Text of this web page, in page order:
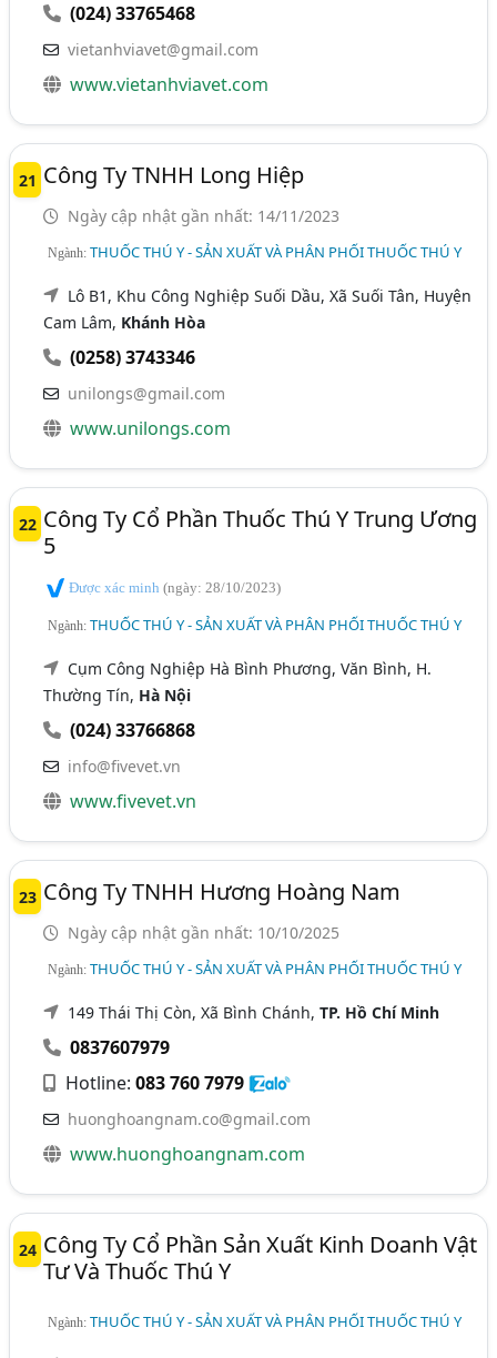
(024) 33765468
vietanhviavet@gmail.com
www.vietanhviavet.com
21 Công Ty TNHH Long Hiệp
Ngày cập nhật gần nhất: 14/11/2023
Ngành:THUỐC THÚ Y - SẢN XUẤT VÀ PHÂN PHỐI THUỐC THÚ Y
Lô B1, Khu Công Nghiệp Suối Dầu, Xã Suối Tân, Huyện
Cam Lâm, Khánh Hòa
(0258) 3743346
unilongs@gmail.com
www.unilongs.com
22 Công Ty Cổ Phần Thuốc Thú Y Trung Ương
5
Được xác minh(ngày: 28/10/2023)
Ngành:THUỐC THÚ Y - SẢN XUẤT VÀ PHÂN PHỐI THUỐC THÚ Y
Cụm Công Nghiệp Hà Bình Phương, Văn Bình, H.
Thường Tín, Hà Nội
(024) 33766868
info@fivevet.vn
www.fivevet.vn
23 Công Ty TNHH Hương Hoàng Nam
Ngày cập nhật gần nhất: 10/10/2025
Ngành:THUỐC THÚ Y - SẢN XUẤT VÀ PHÂN PHỐI THUỐC THÚ Y
149 Thái Thị Còn, Xã Bình Chánh,TP. Hồ Chí Minh
0837607979
Hotline:083 760 7979
huonghoangnam.co@gmail.com
www.huonghoangnam.com
24 Công Ty Cổ Phần Sản Xuất Kinh Doanh Vật
Tư Và Thuốc Thú Y
Ngành:THUỐC THÚ Y - SẢN XUẤT VÀ PHÂN PHỐI THUỐC THÚ Y